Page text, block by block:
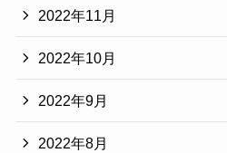
2022年11月
2022年10月
2022年9月
2022年8月